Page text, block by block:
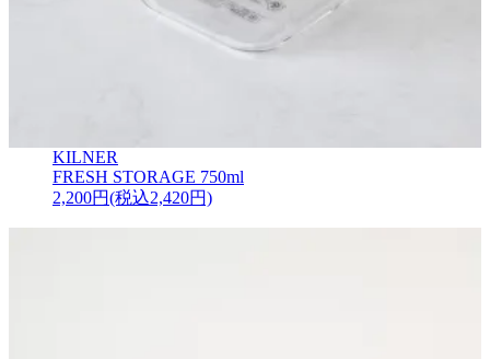
KILNER
FRESH STORAGE 750ml
2,200円(税込2,420円)